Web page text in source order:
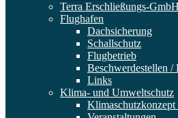
Terra Erschließungs-GmbH
Flughafen
Dachsicherung
Schallschutz
Flugbetrieb
Beschwerdestellen /
Links
Klima- und Umweltschutz